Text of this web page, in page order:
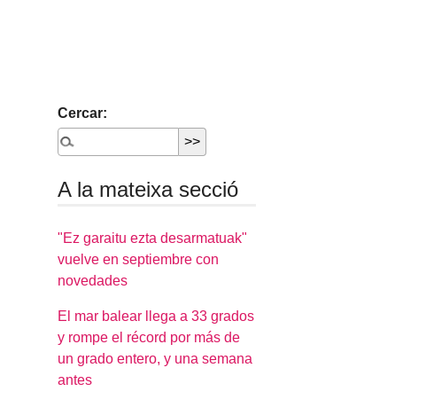
Cercar:
A la mateixa secció
"Ez garaitu ezta desarmatuak"
vuelve en septiembre con
novedades
El mar balear llega a 33 grados
y rompe el récord por más de
un grado entero, y una semana
antes